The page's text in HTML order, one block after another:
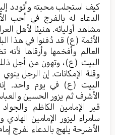
كيف استجلب محبته وأتودد
الدعاء له بالفرج في أحب
مشاهد أوليائه. هنيئا لأهل
الأئمة (ع) قد دُفنوا في هذا
العالم وأفخمها وأرقاها
البيت (ع)، وتهون من أجل
وقلة الإمكانات. إن الرجل
البيت (ع) في يوم واحد.
الأشرف ثم يزور الحسين
قبر الإمامين الكاظم
سامراء ليزور الإمامين
الأضرحة يلهج بالدعاء لفرج